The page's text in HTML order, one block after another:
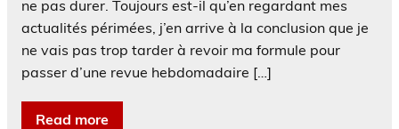
ne pas durer. Toujours est-il qu’en regardant mes
actualités périmées, j’en arrive à la conclusion que je
ne vais pas trop tarder à revoir ma formule pour
passer d’une revue hebdomadaire […]
Read more